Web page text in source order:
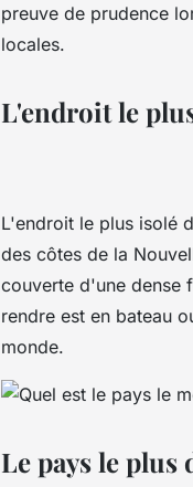
preuve de prudence
locales.
L'endroit le
L'endroit le plus isolé
des côtes de la
couverte d'une dense
rendre est en bateau
monde.
Le pays le plus